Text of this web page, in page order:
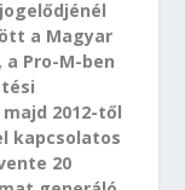
a Magyar
Pro-M-ben
2012-től
kapcsolatos
20